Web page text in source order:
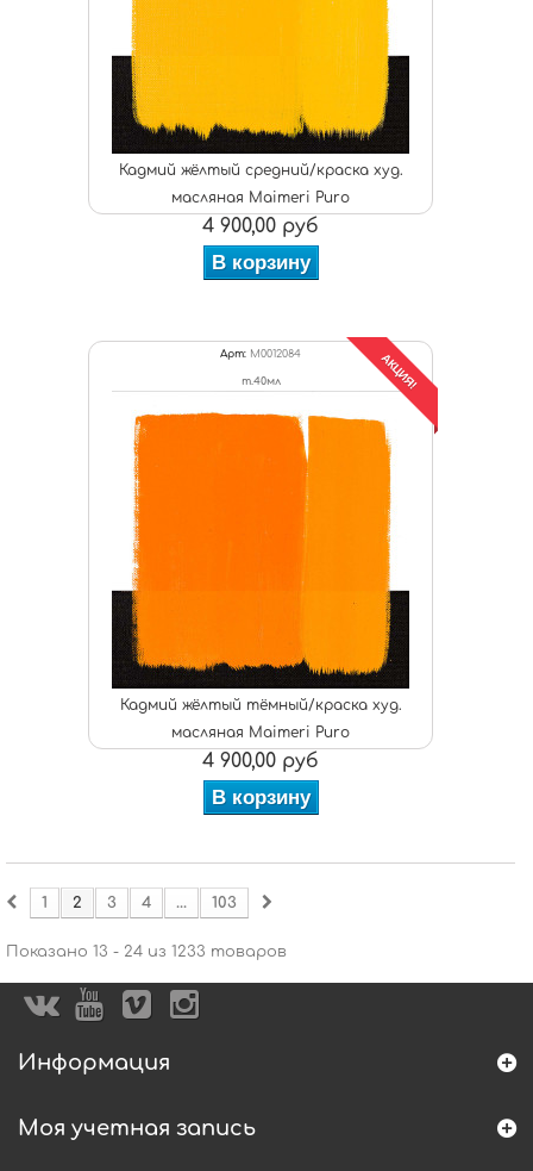
Кадмий жёлтый средний/краска худ.
масляная Maimeri Puro
4 900,00 руб
В корзину
Арт: M0012084
т.40мл
Кадмий жёлтый тёмный/краска худ.
масляная Maimeri Puro
АКЦИЯ!
4 900,00 руб
В корзину
1 2 3 4 ... 103
Показано 13 - 24 из 1233 товаров
Информация
Моя учетная запись